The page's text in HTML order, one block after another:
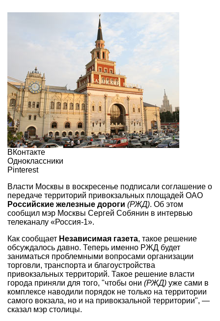
ВКонтакте
Одноклассники
Pinterest
Власти Москвы в воскресенье подписали соглашение о
передаче территорий привокзальных площадей ОАО
Российские железные дороги (РЖД). Об этом
сообщил мэр Москвы Сергей Собянин в интервью
телеканалу «Россия-1».
Как сообщает Независимая газета, такое решение
обсуждалось давно. Теперь именно РЖД будет
заниматься проблемными вопросами организации
торговли, транспорта и благоустройства
привокзальных территорий. Такое решение власти
города приняли для того, "чтобы они (РЖД) уже сами в
комплексе наводили порядок не только на территории
самого вокзала, но и на привокзальной территории", —
сказал мэр столицы.